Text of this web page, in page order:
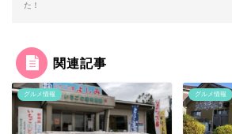
た！
関連記事
グルメ情報 グルメ情報